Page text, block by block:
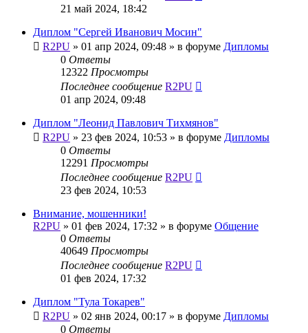
21 май 2024, 18:42
Диплом "Сергей Иванович Мосин"
R2PU » 01 апр 2024, 09:48 » в форуме Дипломы
0 Ответы
12322 Просмотры
Последнее сообщение R2PU
01 апр 2024, 09:48
Диплом "Леонид Павлович Тихмянов"
R2PU » 23 фев 2024, 10:53 » в форуме Дипломы
0 Ответы
12291 Просмотры
Последнее сообщение R2PU
23 фев 2024, 10:53
Внимание, мошенники!
R2PU » 01 фев 2024, 17:32 » в форуме Общение
0 Ответы
40649 Просмотры
Последнее сообщение R2PU
01 фев 2024, 17:32
Диплом "Тула Токарев"
R2PU » 02 янв 2024, 00:17 » в форуме Дипломы
0 Ответы